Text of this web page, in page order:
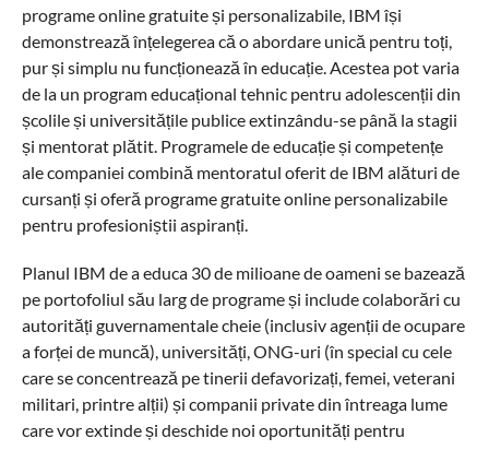
programe online gratuite și personalizabile, IBM își
demonstrează înțelegerea că o abordare unică pentru toți,
pur și simplu nu funcționează în educație. Acestea pot varia
de la un program educațional tehnic pentru adolescenții din
școlile și universitățile publice extinzându-se până la stagii
și mentorat plătit. Programele de educație și competențe
ale companiei combină mentoratul oferit de IBM alături de
cursanți și oferă programe gratuite online personalizabile
pentru profesioniștii aspiranți.
Planul IBM de a educa 30 de milioane de oameni se bazează
pe portofoliul său larg de programe și include colaborări cu
autorități guvernamentale cheie (inclusiv agenții de ocupare
a forței de muncă), universități, ONG-uri (în special cu cele
care se concentrează pe tinerii defavorizați, femei, veterani
militari, printre alții) și companii private din întreaga lume
care vor extinde și deschide noi oportunități pentru